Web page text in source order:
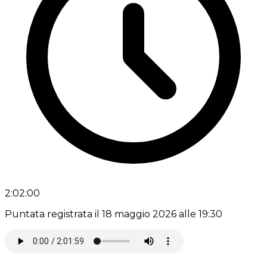
2:02:00
Puntata registrata il 18 maggio 2026 alle 19:30